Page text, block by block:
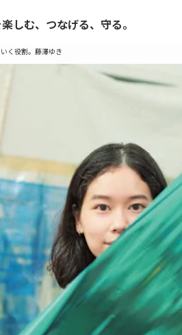
しむ、つなげる、守る。
く役割。藤澤ゆき